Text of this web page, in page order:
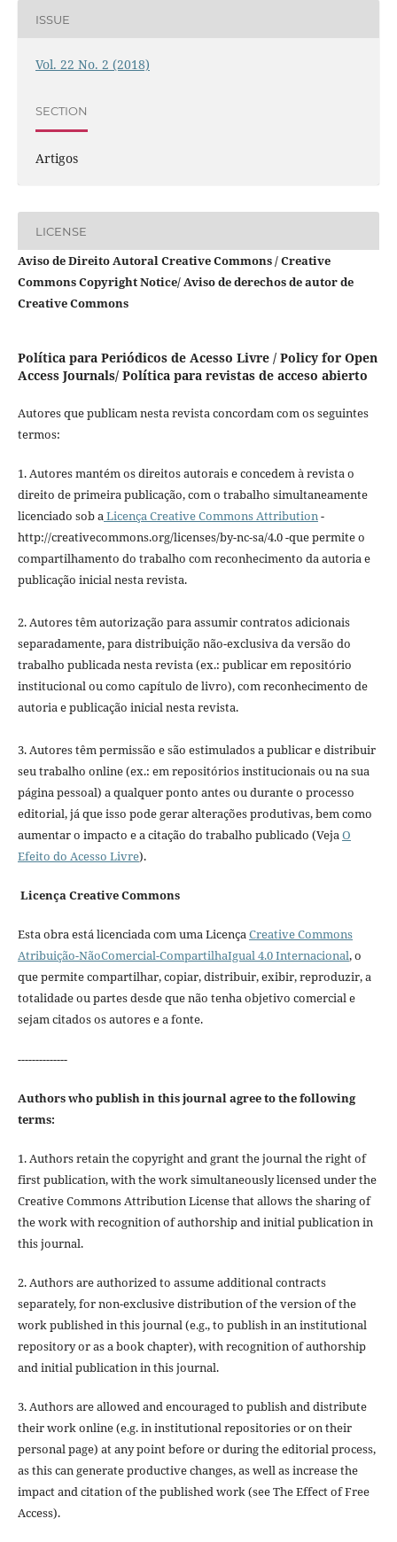
ISSUE
Vol. 22 No. 2 (2018)
SECTION
Artigos
LICENSE
Aviso de Direito Autoral Creative Commons / Creative
Commons Copyright Notice/ Aviso de derechos de autor de
Creative Commons
Política para Periódicos de Acesso Livre / Policy for Open
Access Journals/ Política para revistas de acceso abierto
Autores que publicam nesta revista concordam com os seguintes
termos:
1. Autores mantém os direitos autorais e concedem à revista o
direito de primeira publicação, com o trabalho simultaneamente
licenciado sob aLicença Creative Commons Attribution-
http://creativecommons.org/licenses/by-nc-sa/4.0 -que permite o
compartilhamento do trabalho com reconhecimento da autoria e
publicação inicial nesta revista.
2. Autores têm autorização para assumir contratos adicionais
separadamente, para distribuição não-exclusiva da versão do
trabalho publicada nesta revista (ex.: publicar em repositório
institucional ou como capítulo de livro), com reconhecimento de
autoria e publicação inicial nesta revista.
3. Autores têm permissão e são estimulados a publicar e distribuir
seu trabalho online (ex.: em repositórios institucionais ou na sua
página pessoal) a qualquer ponto antes ou durante o processo
editorial, já que isso pode gerar alterações produtivas, bem como
aumentar o impacto e a citação do trabalho publicado (VejaO
Efeito do Acesso Livre).
Licença Creative Commons
Esta obra está licenciada com uma LicençaCreative Commons
Atribuição-NãoComercial-CompartilhaIgual 4.0 Internacional, o
que permite compartilhar, copiar, distribuir, exibir, reproduzir, a
totalidade ou partes desde que não tenha objetivo comercial e
sejam citados os autores e a fonte.
--------------
Authors who publish in this journal agree to the following
terms:
1. Authors retain the copyright and grant the journal the right of
first publication, with the work simultaneously licensed under the
Creative Commons Attribution License that allows the sharing of
the work with recognition of authorship and initial publication in
this journal.
2. Authors are authorized to assume additional contracts
separately, for non-exclusive distribution of the version of the
work published in this journal (e.g., to publish in an institutional
repository or as a book chapter), with recognition of authorship
and initial publication in this journal.
3. Authors are allowed and encouraged to publish and distribute
their work online (e.g. in institutional repositories or on their
personal page) at any point before or during the editorial process,
as this can generate productive changes, as well as increase the
impact and citation of the published work (see The Effect of Free
Access).